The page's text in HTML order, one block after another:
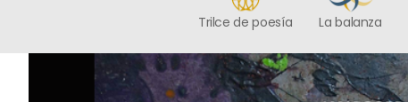
Trilce de poesía La balanza